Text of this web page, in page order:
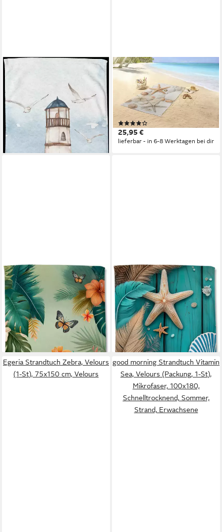
Strandtuch Berlin, Velours
(Packung, 1-St), Mikrofaser,
Velours, Strandtuch,
saugfähig, leicht, 100x180
25,95 €
lieferbar - in 6-8 Werktagen bei dir
GOOD MORNING
Strandtuch Cote, Velours
(Packung, 1-St), Mikrofaser,
Velours, Strandtuch,
saugfähig, leicht, 100x180
(1)
25,95 €
lieferbar - in 6-8 Werktagen bei dir
GOOD MORNING
Strandtuch Joelle, Velours
(Packung, 1-St), Mikrofaser,
Velours, Strandtuch,
saugfähig, leicht, 100x180,
tropisch
25,95 €
lieferbar - in 6-8 Werktagen bei dir
GOOD MORNING
Strandtuch Bali, Velours
(Packung, 1-St), Mikrofaser,
Velours, Strandtuch,
saugfähig, 100x180, tropisch,
federn
25,95 €
lieferbar - in 6-8 Werktagen bei dir
Egeria Strandtuch Zebra, Velours
(1-St), 75x150 cm, Velours
good morning Strandtuch Vitamin
Sea, Velours (Packung, 1-St),
Mikrofaser, 100x180,
Schnelltrocknend, Sommer,
Strand, Erwachsene